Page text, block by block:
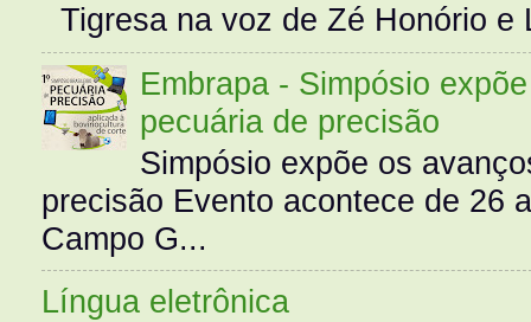
Tigresa na voz de Zé Honório
Embrapa - Simpósio
pecuária de precisão
Simpósio expõe os
precisão Evento acontece de 26
Campo G...
Língua eletrônica